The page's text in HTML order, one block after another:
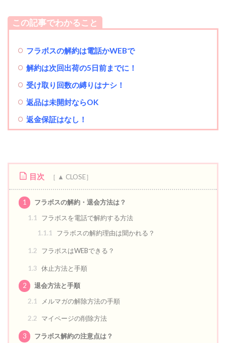
この記事でわかること
フラボスの解約は電話かWEBで
解約は次回出荷の5日前までに！
受け取り回数の縛りはナシ！
返品は未開封ならOK
返金保証はなし！
目次
1
フラボスの解約・退会方法は？
1.1
フラボスを電話で解約する方法
1.1.1
フラボスの解約理由は聞かれる？
1.2 フラボスはWEBできる？
1.3 休止方法と手順
2
退会方法と手順
2.1
メルマガの解除方法の手順
2.2 マイページの削除方法
3
フラボス解約の注意点は？